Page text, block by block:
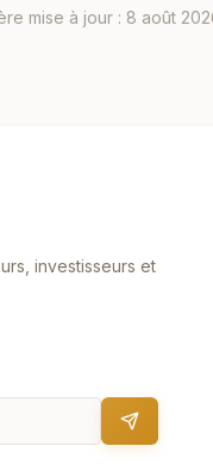
mise à jour : 8 août
investisseurs et